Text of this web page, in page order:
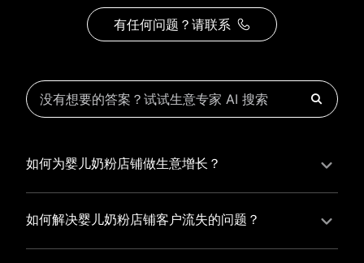
有任何问题？请联系
如何为婴儿奶粉店铺做生意增长？
为婴儿奶粉店铺实现持续生意增长，您可以通过有赞新
零售的一体化解决方案，整合线上线下资源，实现商品
奶粉店铺的运营效率，促进业务增长。
如何解决婴儿奶粉店铺客户流失的问题？
婴儿奶粉店铺精细化运营，有赞私域运营助您轻松解决